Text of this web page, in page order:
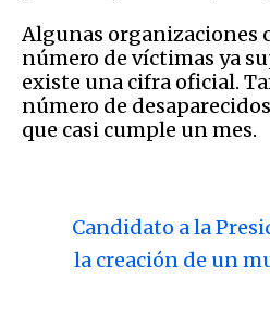
Algunas organizaciones
número de víctimas ya
existe una cifra oficial.
número de
que casi cumple un mes.
Candidato a la
la creación de un